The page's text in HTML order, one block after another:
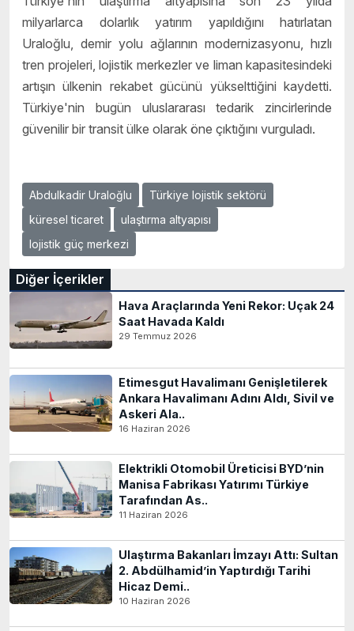
milyarlarca dolarlık yatırım yapıldığını hatırlatan
Uraloğlu, demir yolu ağlarının modernizasyonu, hızlı
tren projeleri, lojistik merkezler ve liman kapasitesindeki
artışın ülkenin rekabet gücünü yükselttiğini kaydetti.
Türkiye'nin bugün uluslararası tedarik zincirlerinde
güvenilir bir transit ülke olarak öne çıktığını vurguladı.
Abdulkadir Uraloğlu
Türkiye lojistik sektörü
küresel ticaret
ulaştırma altyapısı
lojistik güç merkezi
Diğer İçerikler
Hava Araçlarında Yeni Rekor: Uçak 24
Saat Havada Kaldı
29 Temmuz 2026
Etimesgut Havalimanı Genişletilerek
Ankara Havalimanı Adını Aldı, Sivil ve
Askeri Ala..
16 Haziran 2026
Elektrikli Otomobil Üreticisi BYD’nin
Manisa Fabrikası Yatırımı Türkiye
Tarafından As..
11 Haziran 2026
Ulaştırma Bakanları İmzayı Attı: Sultan
2. Abdülhamid’in Yaptırdığı Tarihi
Hicaz Demi..
10 Haziran 2026